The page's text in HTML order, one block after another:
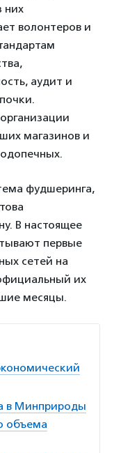
них
волонтеров и
аудит и
магазинов и
фудшеринга,
В настоящее
первые
сетей на
их
месяцы.
в Минприроды
объема